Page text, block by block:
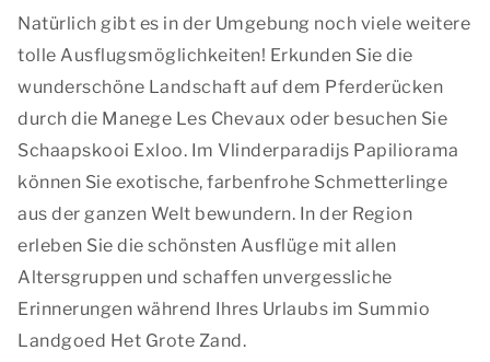
Natürlich gibt es in der Umgebung noch viele weitere
tolle Ausflugsmöglichkeiten! Erkunden Sie die
wunderschöne Landschaft auf dem Pferderücken
durch die Manege Les Chevaux oder besuchen Sie
Schaapskooi Exloo. Im Vlinderparadijs Papiliorama
können Sie exotische, farbenfrohe Schmetterlinge
aus der ganzen Welt bewundern. In der Region
erleben Sie die schönsten Ausflüge mit allen
Altersgruppen und schaffen unvergessliche
Erinnerungen während Ihres Urlaubs im Summio
Landgoed Het Grote Zand.